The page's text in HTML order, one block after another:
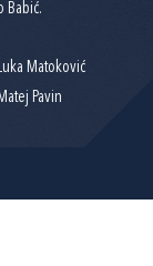
Babić.
Matoković
Pavin